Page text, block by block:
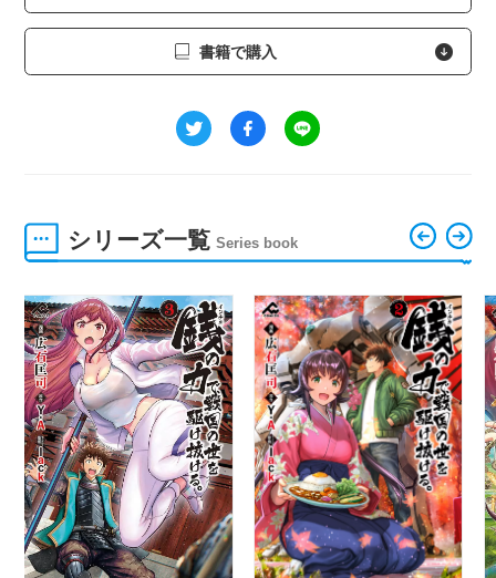
書籍で購入
シリーズ一覧 Series book